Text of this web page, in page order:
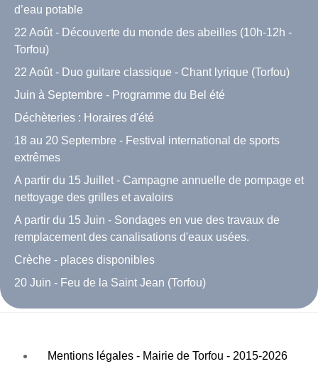
d’eau potable
22 Août - Découverte du monde des abeilles (10h-12h -
Torfou)
22 Août - Duo guitare classique - Chant lyrique (Torfou)
Juin à Septembre - Programme du Bel été
Déchèteries : Horaires d'été
18 au 20 Septembre - Festival international de sports
extrêmes
A partir du 15 Juillet - Campagne annuelle de pompage et
nettoyage des grilles et avaloirs
A partir du 15 Juin - Sondages en vue des travaux de
remplacement des canalisations d'eaux usées.
Crèche - places disponibles
20 Juin - Feu de la Saint Jean (Torfou)
Mentions légales - Mairie de Torfou - 2015-2026